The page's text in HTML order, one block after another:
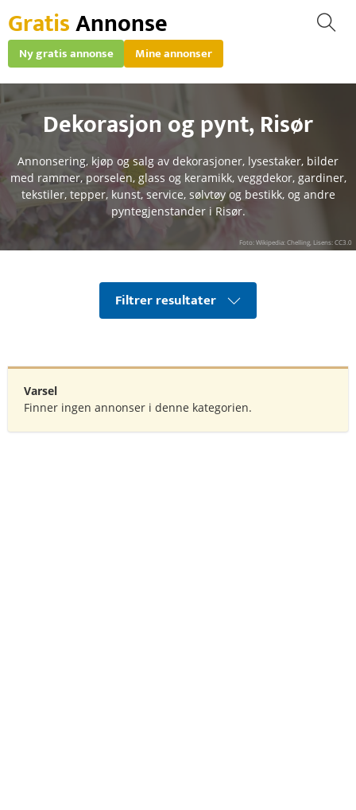
GratisAnnonse
Ny gratis annonse Mine annonser
Dekorasjon og pynt,Risør
Annonsering, kjøp og salg av dekorasjoner, lysestaker, bilder
med rammer, porselen, glass og keramikk, veggdekor, gardiner,
tekstiler, tepper, kunst, service, sølvtøy og bestikk, og andre
pyntegjenstander i Risør.
Foto: Wikipedia: Chelling, Lisens: CC3.0
Filtrer resultater
Varsel
Finner ingen annonser i denne kategorien.